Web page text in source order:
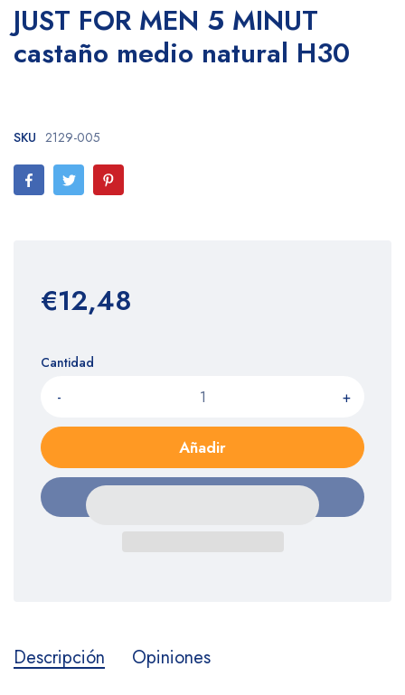
JUST FOR MEN 5 MINUT
castaño medio natural H30
SKU 2129-005
€12,48
Cantidad
- +
Añadir
Descripción Opiniones